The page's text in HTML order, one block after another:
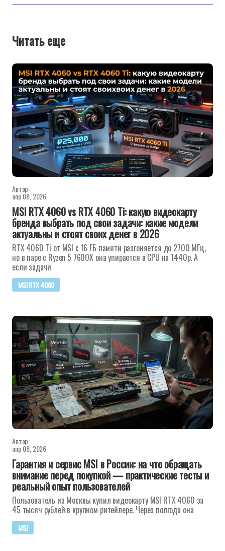
Читать еще
Автор:
апр 08, 2026
MSI RTX 4060 vs RTX 4060 Ti: какую видеокарту
бренда выбрать под свои задачи: какие модели
актуальны и стоят своих денег в 2026
RTX 4060 Ti от MSI с 16 ГБ памяти разгоняется до 2700 МГц,
но в паре с Ryzen 5 7600X она упирается в CPU на 1440p. А
если задачи
MSI RTX 4060
Автор:
апр 08, 2026
Гарантия и сервис MSI в России: на что обращать
внимание перед покупкой — практические тесты и
реальный опыт пользователей
Пользователь из Москвы купил видеокарту MSI RTX 4060 за
45 тысяч рублей в крупном ритейлере. Через полгода она
MSI